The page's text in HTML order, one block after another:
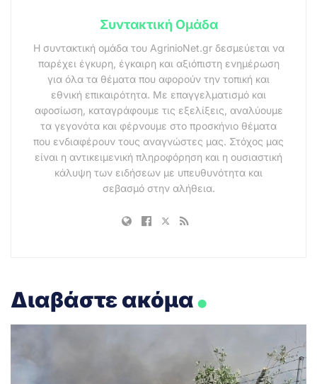
Συντακτική Ομάδα
Η συντακτική ομάδα του AgrinioNet.gr δεσμεύεται να
παρέχει έγκυρη, έγκαιρη και αξιόπιστη ενημέρωση
για όλα τα θέματα που αφορούν την τοπική και
εθνική επικαιρότητα. Με επαγγελματισμό και
αφοσίωση, καταγράφουμε τις εξελίξεις, αναλύουμε
τα γεγονότα και φέρνουμε στο προσκήνιο θέματα
που ενδιαφέρουν τους αναγνώστες μας. Στόχος μας
είναι η αντικειμενική πληροφόρηση και η ουσιαστική
κάλυψη των ειδήσεων με υπευθυνότητα και
σεβασμό στην αλήθεια.
Διαβάστε ακόμα.